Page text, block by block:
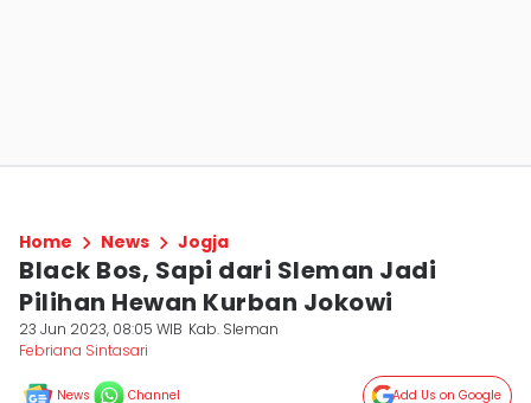
Home News Jogja
Black Bos, Sapi dari Sleman Jadi
Pilihan Hewan Kurban Jokowi
23 Jun 2023, 08:05 WIB Kab. Sleman
Febriana Sintasari
News Channel Add Us on Google